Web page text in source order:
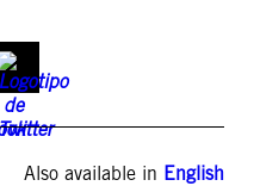
Also available in English